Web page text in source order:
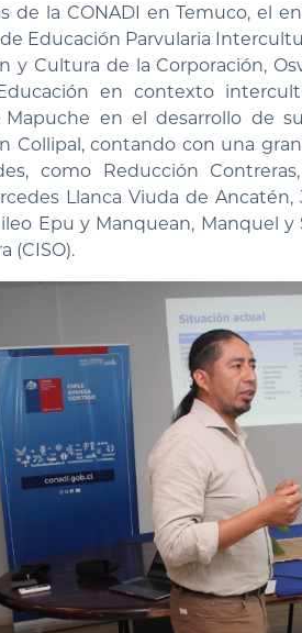
de la CONADI en Temuco, el
Educación Parvularia
y Cultura de la Corporación,
en contexto
en el desarrollo de
Collipal, contando con una
como Reducción
Llanca Viuda de
Epu y Manquean, Manquel
(CISO).